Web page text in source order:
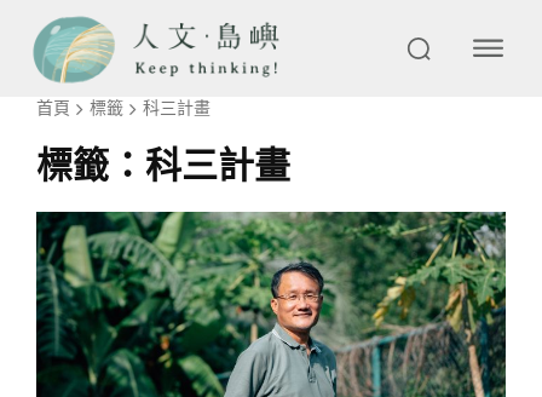
首頁 標籤 科三計畫
標籤： 科三計畫